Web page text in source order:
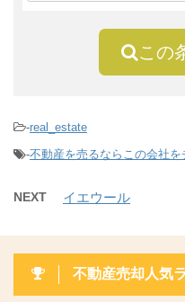
この
-real_estate
-不動産を売るならこの会社を
NEXT イエウール
不動産売却人気